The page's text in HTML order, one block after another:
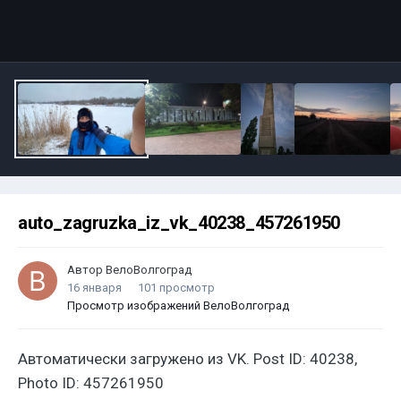
auto_zagruzka_iz_vk_40238_457261950
Автор ВелоВолгоград
16 января
101 просмотр
Просмотр изображений ВелоВолгоград
Автоматически загружено из VK. Post ID: 40238,
Photo ID: 457261950